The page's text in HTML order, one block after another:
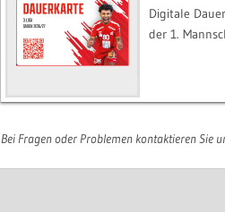
Digitale
der 1.
Bei Fragen oder Problemen kontaktieren Sie